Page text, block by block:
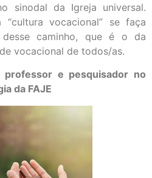
sinodal da Igreja universal.
vocacional” se faça
caminho, que é o da
vocacional de todos/as.
e pesquisador no
da FAJE